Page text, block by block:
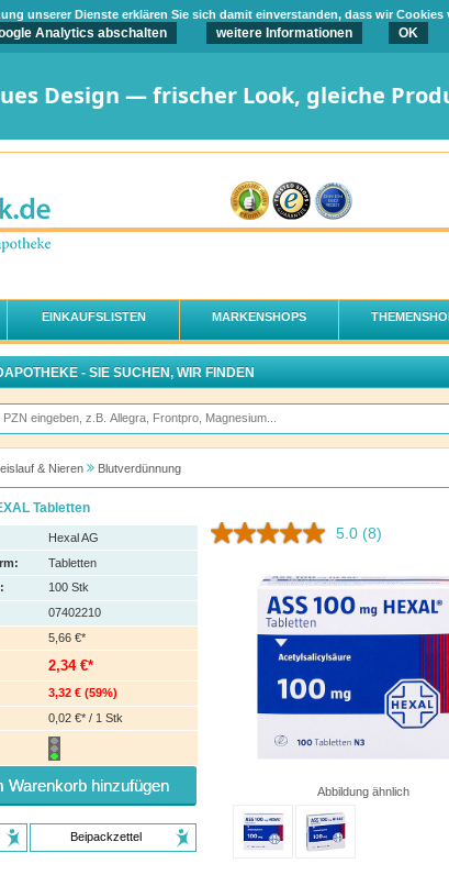
unserer Dienste erklären Sie sich damit einverstanden, dass wir
Analytics abschalten weitere Informationen OK
Design — frischer Look, gleiche
EINKAUFSLISTEN MARKENSHOPS
- SIE SUCHEN, WIR FINDEN
& Nieren Blutverdünnung
Tabletten
5.0 (8)
Abbildung ähnlich
Hexal AG
Tabletten
100 Stk
07402210
5,66 €*
2,34 €*
3,32 € (59%)
0,02 €* / 1 Stk
Warenkorb hinzufügen
Beipackzettel